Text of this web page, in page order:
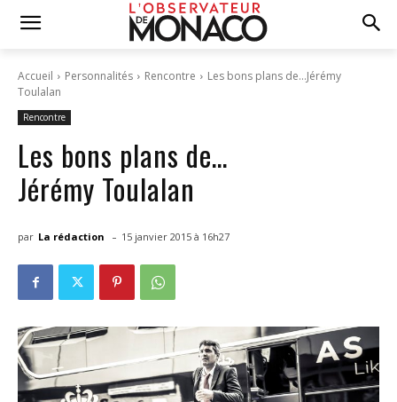
Accueil Personnalités Rencontre
Les bons plans de…Jérémy
Toulalan
Rencontre
Les bons plans de…
Jérémy Toulalan
par La rédaction - 15 janvier 2015 à 16h27